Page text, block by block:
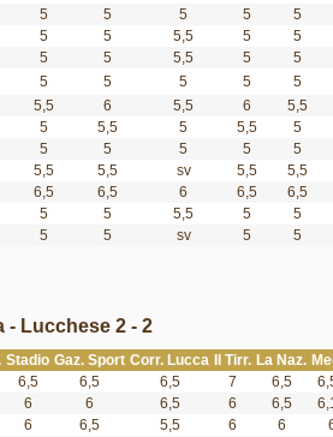
5 5 5 5
5
5 5 5,5 5
5
5 5 5,5 5
5
5 5 5 5
5
5,5 6 5,5 6
5,5
5 5,5 5 5,5
5
5 5 5 5
5
5,5 5,5 sv 5,5
5,5
6,5 6,5 6 6,5
6,5
5 5 5,5 5
5
5 5 sv 5 5
- Lucchese 2 - 2
Stadio Gaz. Sport Corr. Lucca Il Tirr. La Naz.
6,5 6,5 6,5 7 6,5
6 6 6,5 6 6,5
6 6,5 5,5 6 6